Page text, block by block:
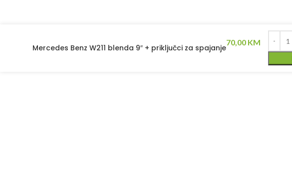
Mercedes Benz W211 blenda 9″ + priključci za spajanje
70,00 KM